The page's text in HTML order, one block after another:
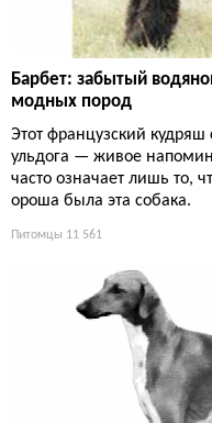
Барбет: забытый
модных пород
Этот французский
ульдога — живое
часто означает лишь то,
ороша была эта собака.
Питомцы 11 561